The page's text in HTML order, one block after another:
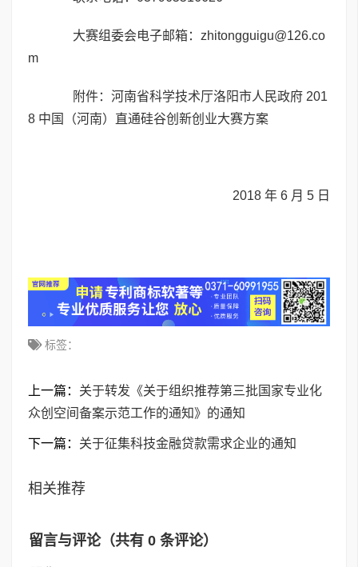
大赛组委会电子邮箱：zhitongguigu@126.co
m
附件：河南省科学技术厅洛阳市人民政府 201
8 中国（河南）直通硅谷创新创业大赛方案
2018 年 6 月 5 日
标签：
上一篇： 关于转发《关于组织推荐第三批国家专业化
众创空间备案示范工作的通知》的通知
下一篇： 关于征集科技金融贷款需求企业的通知
相关推荐
留言与评论（共有 0 条评论）